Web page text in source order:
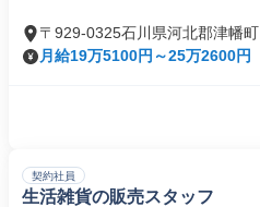
〒929-0325石川県河北郡津幡町
月給19万5100円～25万2600円
契約社員
生活雑貨の販売スタッフ